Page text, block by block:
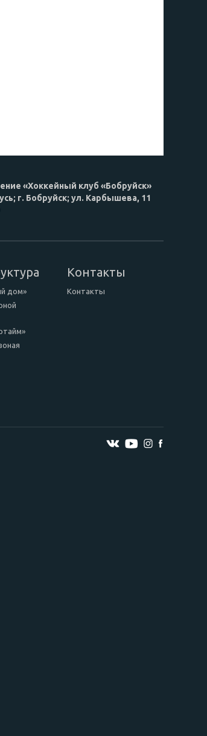
«Хоккейный клуб «Бобруйск»
г. Бобруйск; ул. Карбышева, 11
дом»
Контакты
Контакты